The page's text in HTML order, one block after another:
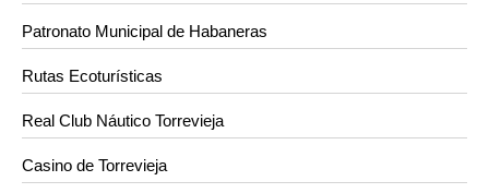
Patronato Municipal de Habaneras
Rutas Ecoturísticas
Real Club Náutico Torrevieja
Casino de Torrevieja